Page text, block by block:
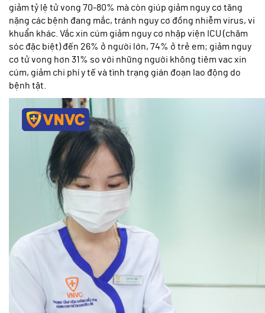
giảm tỷ lệ tử vong 70-80% mà còn giúp giảm nguy cơ tăng
nặng các bệnh đang mắc, tránh nguy cơ đồng nhiễm virus, vi
khuẩn khác. Vắc xin cúm giảm nguy cơ nhập viện ICU (chăm
sóc đặc biệt) đến 26% ở người lớn, 74% ở trẻ em; giảm nguy
cơ tử vong hơn 31% so với những người không tiêm vac xin
cúm, giảm chi phí y tế và tình trạng gián đoạn lao động do
bệnh tật.